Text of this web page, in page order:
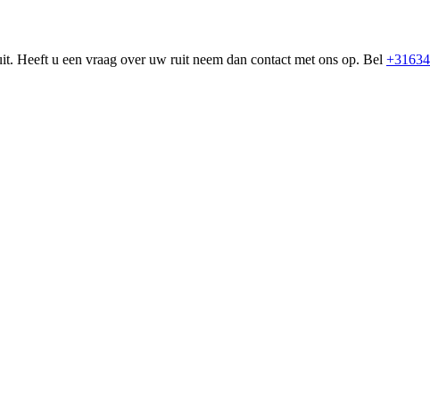
Heeft u een vraag over uw ruit neem dan contact met ons op. Bel